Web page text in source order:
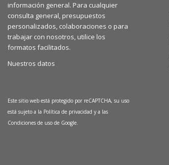
información general. Para cualquier
consulta general, presupuestos
personalizados, colaboraciones o para
trabajar con nosotros, utilice los
formatos facilitados.
Nuestros datos
Este sitio web está protegido por reCAPTCHA, su uso
está sujeto a la Política de privacidady a las
Condiciones de usode Google.